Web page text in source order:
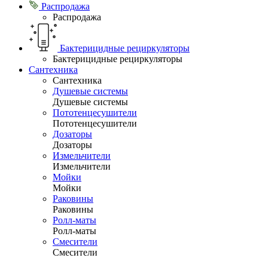
Распродажа
Распродажа
Бактерицидные рециркуляторы
Бактерицидные рециркуляторы
Сантехника
Сантехника
Душевые системы
Душевые системы
Пототенцесушители
Пототенцесушители
Дозаторы
Дозаторы
Измельчители
Измельчители
Мойки
Мойки
Раковины
Раковины
Ролл-маты
Ролл-маты
Смесители
Смесители